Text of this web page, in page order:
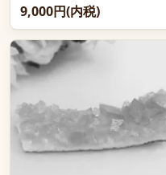
9,000円(内税)